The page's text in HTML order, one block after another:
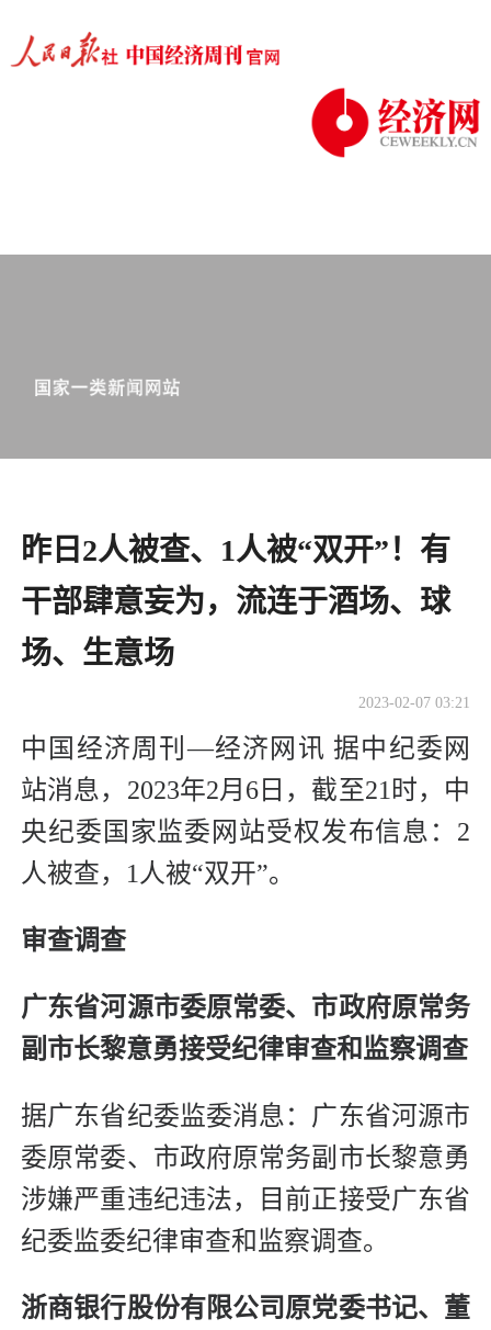
昨日2人被查、1人被“双开”！有
干部肆意妄为，流连于酒场、球
场、生意场
2023-02-07 03:21
中国经济周刊—经济网讯 据中纪委网
站消息，2023年2月6日，截至21时，中
央纪委国家监委网站受权发布信息：2
人被查，1人被“双开”。
审查调查
广东省河源市委原常委、市政府原常务
副市长黎意勇接受纪律审查和监察调查
据广东省纪委监委消息：广东省河源市
委原常委、市政府原常务副市长黎意勇
涉嫌严重违纪违法，目前正接受广东省
纪委监委纪律审查和监察调查。
浙商银行股份有限公司原党委书记、董